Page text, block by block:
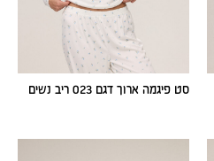
סט פיגמה ארוך דגם 023 ריב נשים